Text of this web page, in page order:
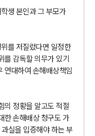
생 본인과 그 부모가
를 저질렀다면 일정한
를 감독할 의무가 있기
연대하여 손해배상책임
의 정황을 알고도 적절
한 손해배상 청구도 가
실을 입증해야 하는 부